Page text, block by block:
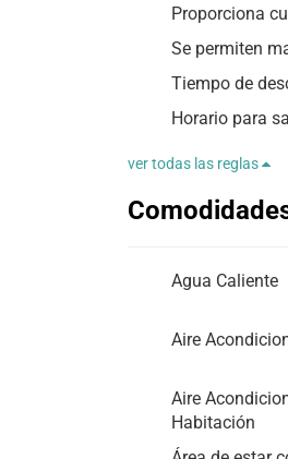
Proporciona
Se permiten
Tiempo de
Horario para
ver todas las reglas
Agua Caliente
Aire
Aire
Habitación